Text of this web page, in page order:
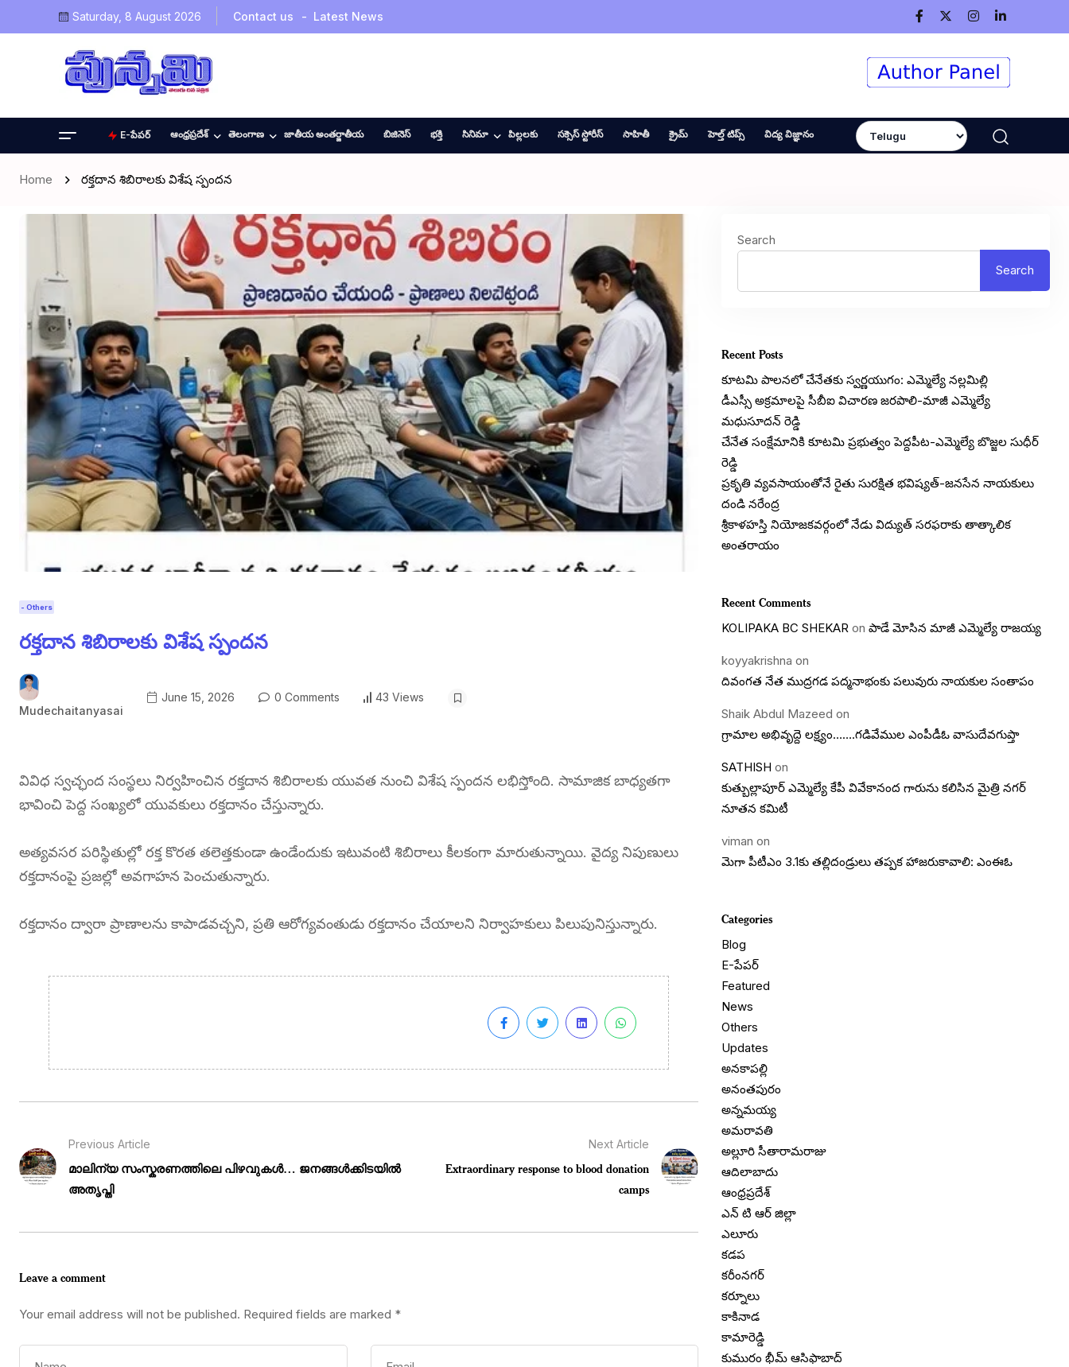
Saturday, 8 August 2026 Contact us Latest News
E-పేపర్ ఆంధ్రప్రదేశ్ తెలంగాణ జాతీయ అంతర్జాతీయ బిజినెస్ భక్తి సినిమా పిల్లలకు సక్సెస్ స్టోరీస్ సాహితీ క్రైమ్ హెల్త్ టిప్స్ విద్య విజ్ఞానం
Home రక్తదాన శిబిరాలకు విశేష స్పందన
- Others
రక్తదాన శిబిరాలకు విశేష స్పందన
Mudechaitanyasai
June 15, 2026 0 Comments 43 Views
వివిధ స్వచ్ఛంద సంస్థలు నిర్వహించిన రక్తదాన శిబిరాలకు యువత నుంచి విశేష స్పందన లభిస్తోంది. సామాజిక బాధ్యతగా
భావించి పెద్ద సంఖ్యలో యువకులు రక్తదానం చేస్తున్నారు.
అత్యవసర పరిస్థితుల్లో రక్త కొరత తలెత్తకుండా ఉండేందుకు ఇటువంటి శిబిరాలు కీలకంగా మారుతున్నాయి. వైద్య నిపుణులు
రక్తదానంపై ప్రజల్లో అవగాహన పెంచుతున్నారు.
రక్తదానం ద్వారా ప్రాణాలను కాపాడవచ్చని, ప్రతి ఆరోగ్యవంతుడు రక్తదానం చేయాలని నిర్వాహకులు పిలుపునిస్తున్నారు.
Previous Article
മാലിന്യ സംസ്കരണത്തിലെ പിഴവുകൾ… ജനങ്ങൾക്കിടയിൽ
അതൃപ്തി
Next Article
Extraordinary response to blood donation
camps
Leave a comment
Your email address will not be published. Required fields are marked *
Search
Search
Recent Posts
కూటమి పాలనలో చేనేతకు స్వర్ణయుగం: ఎమ్మెల్యే నల్లమిల్లి
డీఎస్సీ అక్రమాలపై సీబీఐ విచారణ జరపాలి-మాజీ ఎమ్మెల్యే
మధుసూదన్ రెడ్డి
చేనేత సంక్షేమానికి కూటమి ప్రభుత్వం పెద్దపీట-ఎమ్మెల్యే బొజ్జల సుధీర్
రెడ్డి
ప్రకృతి వ్యవసాయంతోనే రైతు సురక్షిత భవిష్యత్-జనసేన నాయకులు
దండి నరేంద్ర
శ్రీకాళహస్తి నియోజకవర్గంలో నేడు విద్యుత్ సరఫరాకు తాత్కాలిక
అంతరాయం
Recent Comments
KOLIPAKA BC SHEKAR onపాడే మోసిన మాజీ ఎమ్మెల్యే రాజయ్య
koyyakrishna on
దివంగత నేత ముద్రగడ పద్మనాభంకు పలువురు నాయకుల సంతాపం
Shaik Abdul Mazeed on
గ్రామాల అభివృద్దె లక్ష్యం…….గడివేముల ఎంపీడీఓ వాసుదేవగుప్తా
SATHISH on
కుత్బుల్లాపూర్ ఎమ్మెల్యే కేపీ వివేకానంద గారును కలిసిన మైత్రి నగర్
నూతన కమిటీ
viman on
మెగా పీటీఎం 3.1కు తల్లిదండ్రులు తప్పక హాజరుకావాలి: ఎంఈఓ
Categories
Blog
E-పేపర్
Featured
News
Others
Updates
అనకాపల్లి
అనంతపురం
అన్నమయ్య
అమరావతి
అల్లూరి సీతారామరాజు
ఆదిలాబాదు
ఆంధ్రప్రదేశ్
ఎన్ టి ఆర్ జిల్లా
ఎలూరు
కడప
కరీంనగర్
కర్నూలు
కాకినాడ
కామారెడ్డి
కుమురం భీమ్ ఆసిఫాబాద్